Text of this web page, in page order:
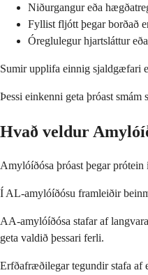
Niðurgangur eða
Fyllist fljótt þegar borðað
Óreglulegur hjartsláttur
Sumir upplifa einnig sjaldgæfari
Þessi einkenni geta þróast
Hvað veldur
Amylóíðósa þróast þegar
Í AL-amylóíðósu framleiðir
AA-amylóíðósa stafar af
geta valdið þessari ferli.
Erfðafræðilegar tegundir stafa af